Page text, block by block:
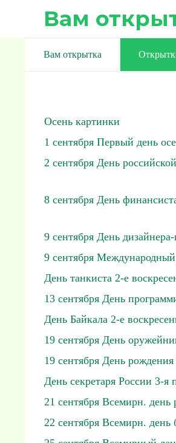
Вам
Вам открытка
Осень картинки
1 сентября Первый день
2 сентября День
8 сентября День
9 сентября День
9 сентября
День танкиста 2-е
13 сентября День
День Байкала 2-е
19 сентября День
19 сентября День
День секретаря России 3-я
21 сентября Всемирн. день
22 сентября Всемирн. день